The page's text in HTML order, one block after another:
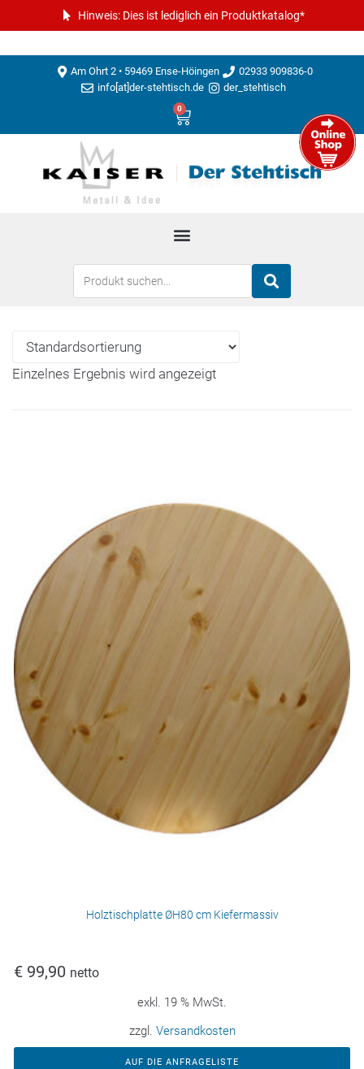
Hinweis: Dies ist lediglich ein Produktkatalog*
Am Ohrt 2 • 59469 Ense-Höingen
02933 909836-0
info[at]der-stehtisch.de
der_stehtisch
0
Einzelnes Ergebnis wird angezeigt
Holztischplatte ØH80 cm Kiefermassiv
€ 99,90 netto
exkl. 19 % MwSt.
zzgl. Versandkosten
AUF DIE ANFRAGELISTE